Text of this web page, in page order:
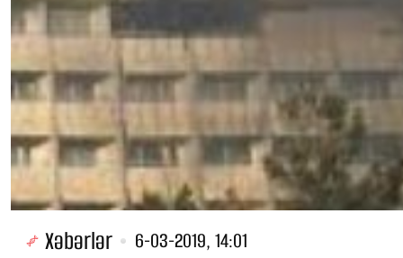
Xəbərlər 6-03-2019, 14:01